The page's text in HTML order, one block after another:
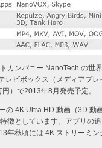
カンパニー NanoTech の世
レビボックス（メディアプ
）で2013年8月発売予定。
の 4K Ultra HD 動画（3D
徴としています。アプリの
年秋頃には 4K ストリーミ